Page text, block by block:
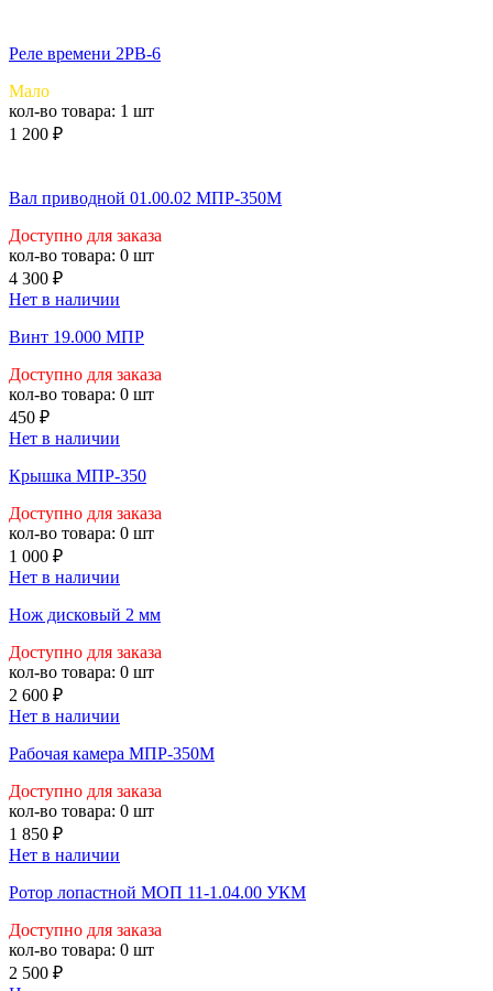
Реле времени 2РВ-6
Мало
кол-во товара: 1 шт
1 200 ₽
Вал приводной 01.00.02 МПР-350М
Доступно для заказа
кол-во товара: 0 шт
4 300 ₽
Нет в наличии
Винт 19.000 МПР
Доступно для заказа
кол-во товара: 0 шт
450 ₽
Нет в наличии
Крышка МПР-350
Доступно для заказа
кол-во товара: 0 шт
1 000 ₽
Нет в наличии
Нож дисковый 2 мм
Доступно для заказа
кол-во товара: 0 шт
2 600 ₽
Нет в наличии
Рабочая камера МПР-350М
Доступно для заказа
кол-во товара: 0 шт
1 850 ₽
Нет в наличии
Ротор лопастной МОП 11-1.04.00 УКМ
Доступно для заказа
кол-во товара: 0 шт
2 500 ₽